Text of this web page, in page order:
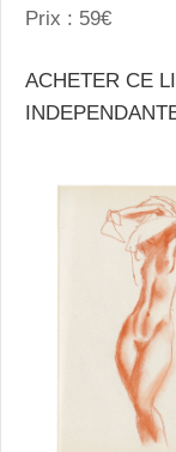
Prix : 59€
ACHETER CE